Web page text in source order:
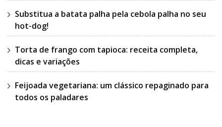
Substitua a batata palha pela cebola palha no seu
hot-dog!
Torta de frango com tapioca: receita completa,
dicas e variações
Feijoada vegetariana: um clássico repaginado para
todos os paladares